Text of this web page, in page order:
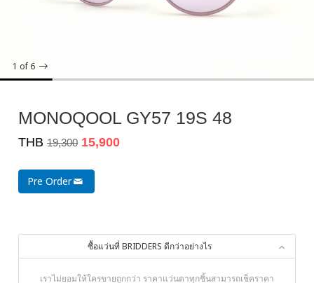
1 of 6
MONOQOOL GY57 19S 48
THB 19,300 15,900
Pre Order
ซื้อแว่นที่ BRIDDERS ดีกว่าอย่างไร
เราไม่ยอมให้ใครขายถูกกว่า ราคาแว่นตาทุกชิ้นสามารถเช็คราคา